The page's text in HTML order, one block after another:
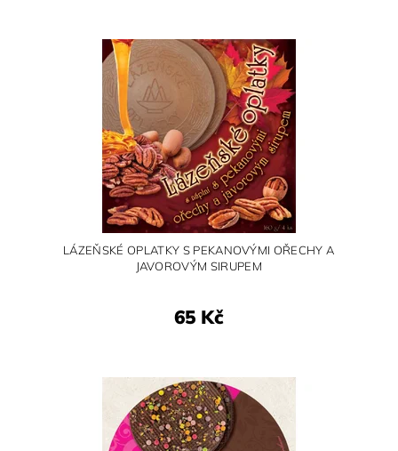
LÁZEŇSKÉ OPLATKY S PEKANOVÝMI OŘECHY A
JAVOROVÝM SIRUPEM
65 Kč